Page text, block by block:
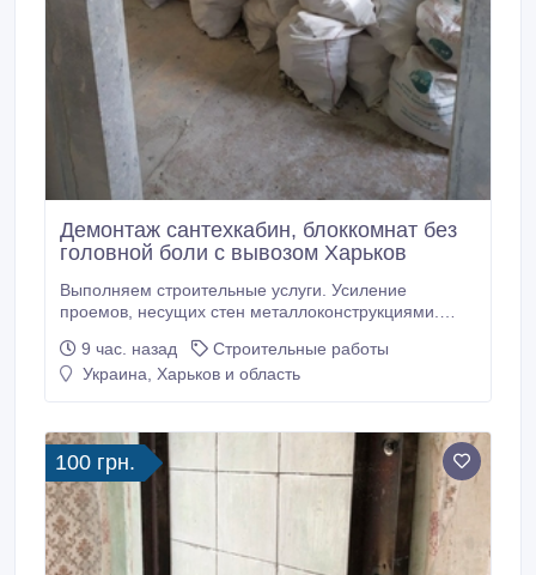
Демонтаж сантехкабин, блоккомнат без
головной боли с вывозом Харьков
Выполняем строительные услуги. Усиление
проемов, несущих стен металлоконструкциями.
монтажные работы. Закупка, доставка металла для
усиления проемов. Проектирование,
пыли.
9 час. назад
Строительные работы
Украина, Харьков и область
100 грн.